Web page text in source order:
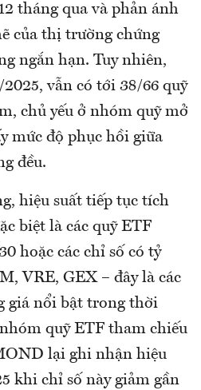
tháng qua và phản ánh
của thị trường chứng
ngắn hạn. Tuy nhiên,
vẫn có tới 38/66 quỹ
chủ yếu ở nhóm quỹ mở
mức độ phục hồi giữa
đều.
hiệu suất tiếp tục tích
biệt là các quỹ ETF
hoặc các chỉ số có tỷ
VRE, GEX – đây là các
giá nổi bật trong thời
quỹ ETF tham chiếu
lại ghi nhận hiệu
khi chỉ số này giảm gần